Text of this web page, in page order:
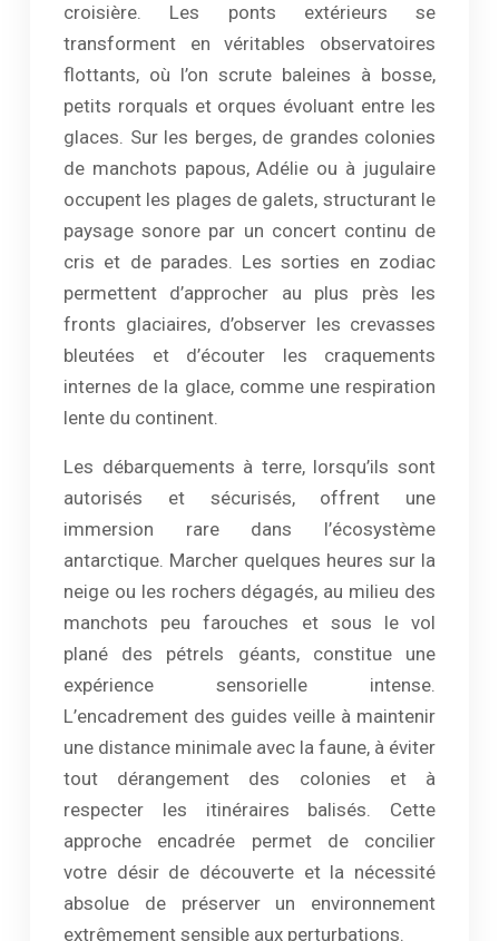
croisière. Les ponts extérieurs se
transforment en véritables observatoires
flottants, où l’on scrute baleines à bosse,
petits rorquals et orques évoluant entre les
glaces. Sur les berges, de grandes colonies
de manchots papous, Adélie ou à jugulaire
occupent les plages de galets, structurant le
paysage sonore par un concert continu de
cris et de parades. Les sorties en zodiac
permettent d’approcher au plus près les
fronts glaciaires, d’observer les crevasses
bleutées et d’écouter les craquements
internes de la glace, comme une respiration
lente du continent.
Les débarquements à terre, lorsqu’ils sont
autorisés et sécurisés, offrent une
immersion rare dans l’écosystème
antarctique. Marcher quelques heures sur la
neige ou les rochers dégagés, au milieu des
manchots peu farouches et sous le vol
plané des pétrels géants, constitue une
expérience sensorielle intense.
L’encadrement des guides veille à maintenir
une distance minimale avec la faune, à éviter
tout dérangement des colonies et à
respecter les itinéraires balisés. Cette
approche encadrée permet de concilier
votre désir de découverte et la nécessité
absolue de préserver un environnement
extrêmement sensible aux perturbations.